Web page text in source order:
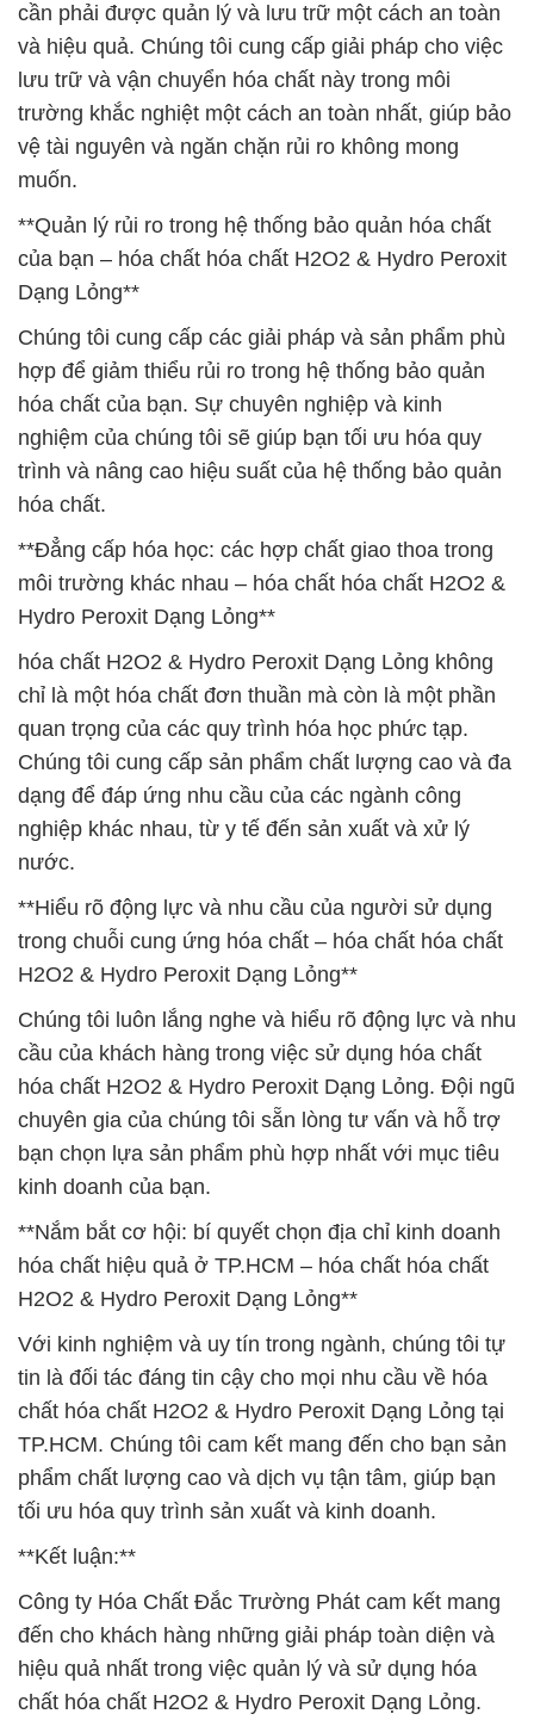
cần phải được quản lý và lưu trữ một cách an toàn
và hiệu quả. Chúng tôi cung cấp giải pháp cho việc
lưu trữ và vận chuyển hóa chất này trong môi
trường khắc nghiệt một cách an toàn nhất, giúp bảo
vệ tài nguyên và ngăn chặn rủi ro không mong
muốn.
**Quản lý rủi ro trong hệ thống bảo quản hóa chất
của bạn – hóa chất hóa chất H2O2 & Hydro Peroxit
Dạng Lỏng**
Chúng tôi cung cấp các giải pháp và sản phẩm phù
hợp để giảm thiểu rủi ro trong hệ thống bảo quản
hóa chất của bạn. Sự chuyên nghiệp và kinh
nghiệm của chúng tôi sẽ giúp bạn tối ưu hóa quy
trình và nâng cao hiệu suất của hệ thống bảo quản
hóa chất.
**Đẳng cấp hóa học: các hợp chất giao thoa trong
môi trường khác nhau – hóa chất hóa chất H2O2 &
Hydro Peroxit Dạng Lỏng**
hóa chất H2O2 & Hydro Peroxit Dạng Lỏng không
chỉ là một hóa chất đơn thuần mà còn là một phần
quan trọng của các quy trình hóa học phức tạp.
Chúng tôi cung cấp sản phẩm chất lượng cao và đa
dạng để đáp ứng nhu cầu của các ngành công
nghiệp khác nhau, từ y tế đến sản xuất và xử lý
nước.
**Hiểu rõ động lực và nhu cầu của người sử dụng
trong chuỗi cung ứng hóa chất – hóa chất hóa chất
H2O2 & Hydro Peroxit Dạng Lỏng**
Chúng tôi luôn lắng nghe và hiểu rõ động lực và nhu
cầu của khách hàng trong việc sử dụng hóa chất
hóa chất H2O2 & Hydro Peroxit Dạng Lỏng. Đội ngũ
chuyên gia của chúng tôi sẵn lòng tư vấn và hỗ trợ
bạn chọn lựa sản phẩm phù hợp nhất với mục tiêu
kinh doanh của bạn.
**Nắm bắt cơ hội: bí quyết chọn địa chỉ kinh doanh
hóa chất hiệu quả ở TP.HCM – hóa chất hóa chất
H2O2 & Hydro Peroxit Dạng Lỏng**
Với kinh nghiệm và uy tín trong ngành, chúng tôi tự
tin là đối tác đáng tin cậy cho mọi nhu cầu về hóa
chất hóa chất H2O2 & Hydro Peroxit Dạng Lỏng tại
TP.HCM. Chúng tôi cam kết mang đến cho bạn sản
phẩm chất lượng cao và dịch vụ tận tâm, giúp bạn
tối ưu hóa quy trình sản xuất và kinh doanh.
**Kết luận:**
Công ty Hóa Chất Đắc Trường Phát cam kết mang
đến cho khách hàng những giải pháp toàn diện và
hiệu quả nhất trong việc quản lý và sử dụng hóa
chất hóa chất H2O2 & Hydro Peroxit Dạng Lỏng.